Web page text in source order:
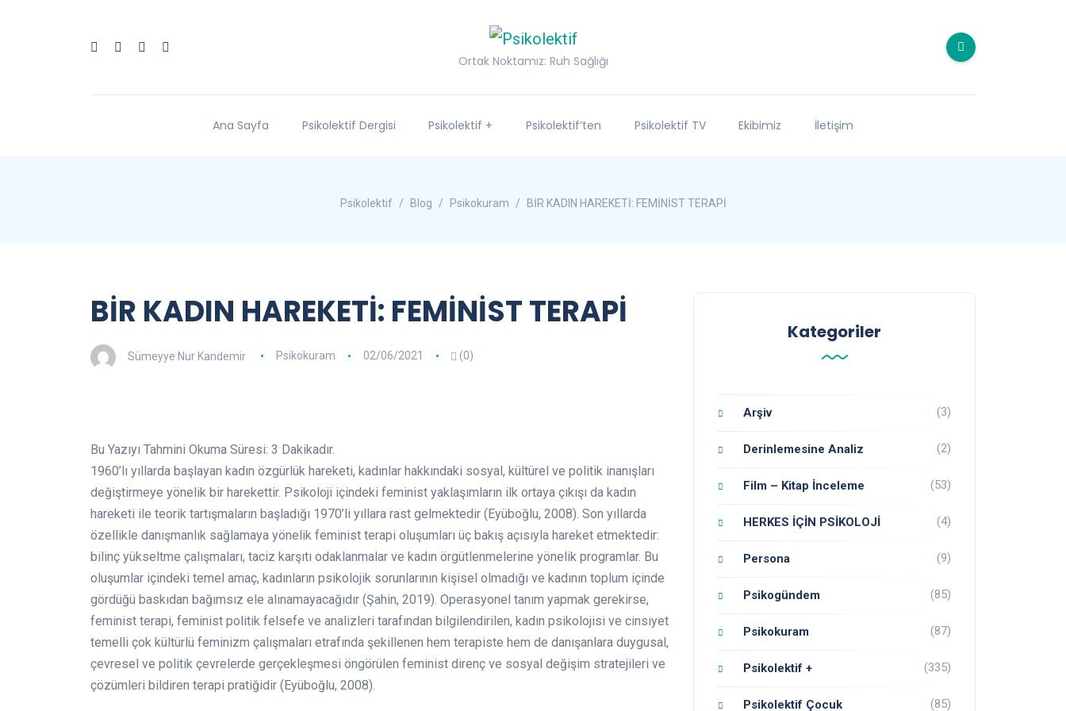
Ortak Noktamız: Ruh Sağlığı
Ana Sayfa Psikolektif Dergisi Psikolektif + Psikolektif’ten Psikolektif TV Ekibimiz İletişim
Psikolektif Blog Psikokuram BİR KADIN HAREKETİ: FEMİNİST TERAPİ
BİR KADIN HAREKETİ: FEMİNİST TERAPİ
Sümeyye Nur Kandemir Psikokuram 02/06/2021 (0)
Bu Yazıyı Tahmini Okuma Süresi: 3 Dakikadır.
1960’lı yıllarda başlayan kadın özgürlük hareketi, kadınlar hakkındaki sosyal, kültürel ve politik inanışları
değiştirmeye yönelik bir harekettir. Psikoloji içindeki feminist yaklaşımların ilk ortaya çıkışı da kadın
hareketi ile teorik tartışmaların başladığı 1970’li yıllara rast gelmektedir (Eyüboğlu, 2008). Son yıllarda
özellikle danışmanlık sağlamaya yönelik feminist terapi oluşumları üç bakış açısıyla hareket etmektedir:
bilinç yükseltme çalışmaları, taciz karşıtı odaklanmalar ve kadın örgütlenmelerine yönelik programlar. Bu
oluşumlar içindeki temel amaç, kadınların psikolojik sorunlarının kişisel olmadığı ve kadının toplum içinde
gördüğü baskıdan bağımsız ele alınamayacağıdır (Şahin, 2019). Operasyonel tanım yapmak gerekirse,
feminist terapi, feminist politik felsefe ve analizleri tarafından bilgilendirilen, kadın psikolojisi ve cinsiyet
temelli çok kültürlü feminizm çalışmaları etrafında şekillenen hem terapiste hem de danışanlara duygusal,
çevresel ve politik çevrelerde gerçekleşmesi öngörülen feminist direnç ve sosyal değişim stratejileri ve
çözümleri bildiren terapi pratiğidir (Eyüboğlu, 2008).
Kategoriler
Arşiv (3)
Derinlemesine Analiz (2)
Film – Kitap İnceleme (53)
HERKES İÇİN PSİKOLOJİ (4)
Persona (9)
Psikogündem (85)
Psikokuram (87)
Psikolektif + (335)
Psikolektif Çocuk (85)